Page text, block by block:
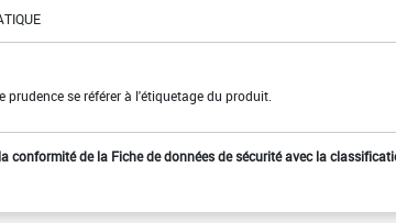
se référer à l'étiquetage du produit.
conformité de la Fiche de données de sécurité avec la